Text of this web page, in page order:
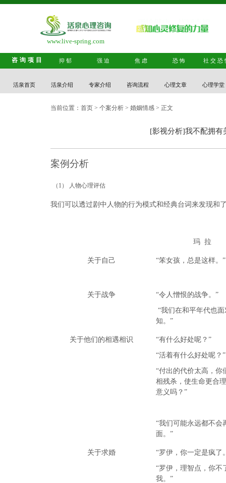
www.live-spring.com
咨询项目 抑郁 强迫 焦虑 恐怖 社交恐
活泉首页 活泉介绍 专家介绍 咨询流程 心理文章 心理学堂
当前位置： 首页 > 个案分析 > 婚姻情感 > 正文
[影视分析]我不配拥
案例分析
（1） 人物心理评估
我们可以透过剧中人物的行为模式和经典台词来发现和
玛 拉
关于自己 “笨女孩，总是这样。”
关于战争 “令人憎恨的战争。”
“我们在和平年代也
知。”
关于他们的相遇相识 “有什么好处呢？”
“活着有什么好处呢？”
“付出的代价太高，你
相残杀，使生命更合
意义吗？”
“我们可能永远都不会
面。”
关于求婚 “罗伊，你一定是疯了
“罗伊，理智点，你不
我。”